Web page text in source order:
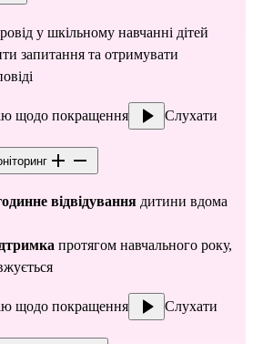
у шкільному навчанні дітей
запитання та отримувати
щодо покращення Слухати
відвідування
протягом навчального року,
щодо покращення Слухати